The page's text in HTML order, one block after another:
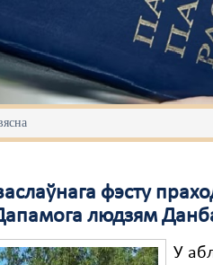
фэсту
людзям
У